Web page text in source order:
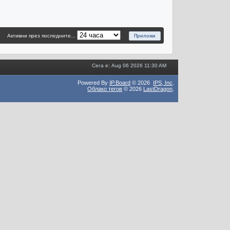
Активни през последните...
Сега е: Aug 06 2026 11:30 AM
Powered By IP.Board © 2026 IPS, Inc
Облако тегов © 2026 LastDragon